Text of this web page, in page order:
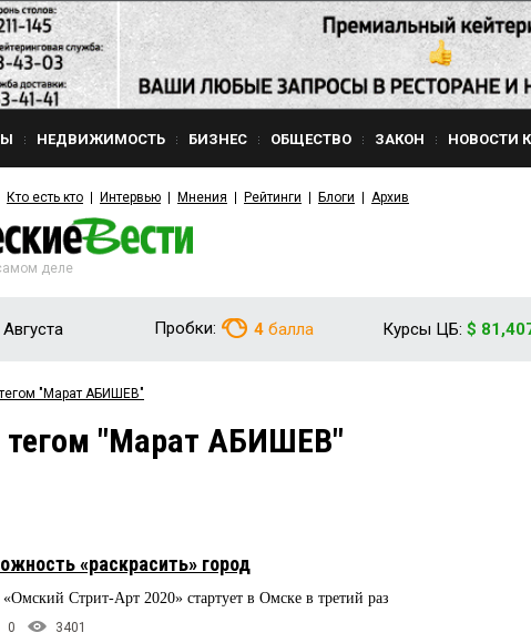
НЕДВИЖИМОСТЬ БИЗНЕС ОБЩЕСТВО ЗАКОН НОВОСТИ
Кто есть кто Интервью Мнения Рейтинги Блоги Архив
деле
Пробки: 4 балла Курсы ЦБ: $
"Марат АБИШЕВ"
"Марат АБИШЕВ"
«раскрасить» город
Стрит-Арт 2020» стартует в Омске в третий раз
0 3401